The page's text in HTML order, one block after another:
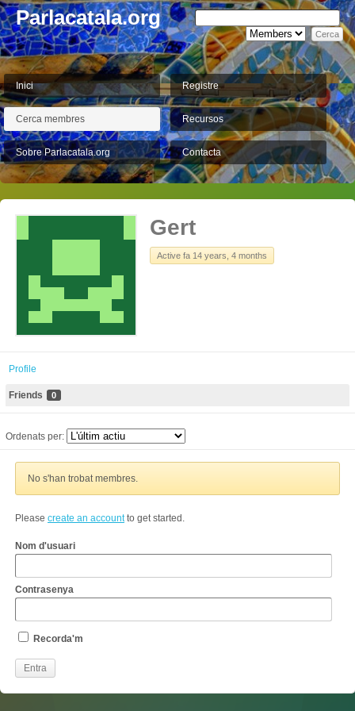
Parlacatala.org
Inici Registre
Cerca membres Recursos
Sobre Parlacatala.org Contacta
Gert
Active fa 14 years, 4 months
Profile
Friends 0
Ordenats per:
No s'han trobat membres.
Please create an accountto get started.
Nom d'usuari
Contrasenya
Recorda'm